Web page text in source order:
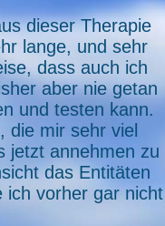
dieser Therapie
lange, und sehr
dass auch ich
aber nie getan
und testen kann.
die mir sehr viel
jetzt annehmen zu
das Entitäten
ich vorher gar nicht